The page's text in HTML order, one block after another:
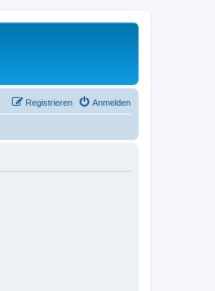
Anmelden
Registrieren